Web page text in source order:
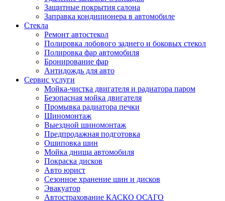
Защитные покрытия салона
Заправка кондиционера в автомобиле
Стекла
Ремонт автостекол
Полировка лобового заднего и боковых стекол
Полировка фар автомобиля
Бронирование фар
Антидождь для авто
Сервис услуги
Мойка-чистка двигателя и радиатора паром
Безопасная мойка двигателя
Промывка радиатора печки
Шиномонтаж
Выездной шиномонтаж
Предпродажная подготовка
Ошиповка шин
Мойка днища автомобиля
Покраска дисков
Авто юрист
Сезонное хранение шин и дисков
Эвакуатор
Автострахование КАСКО ОСАГО